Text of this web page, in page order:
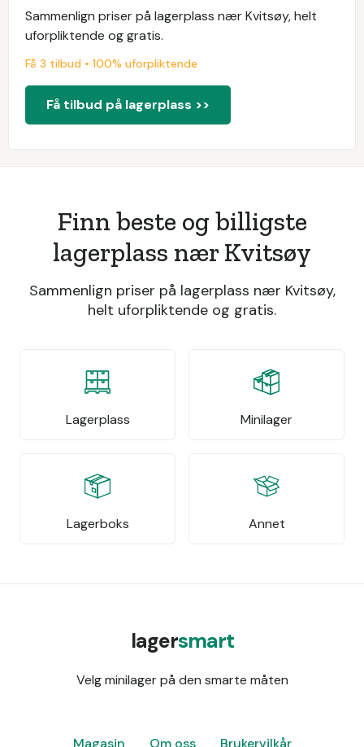
Sammenlign priser på lagerplass nær Kvitsøy, helt
uforpliktende og gratis.
Få 3 tilbud • 100% uforpliktende
Få tilbud på lagerplass >>
Finn beste og billigste
lagerplass nær Kvitsøy
Sammenlign priser på lagerplass nær Kvitsøy,
helt uforpliktende og gratis.
Lagerplass Minilager
Lagerboks Annet
lagersmart
Velg minilager på den smarte måten
Magasin Om oss Brukervilkår